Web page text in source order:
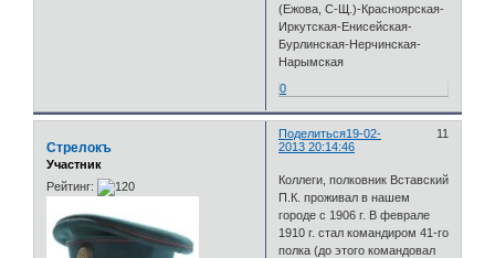
(Ежова, С-Щ.)-Красноярская-
Иркутская-Енисейская-
Бурлинская-Нерчинская-
Нарымская
0
Поделиться 11
19-02-
2013 20:14:46
Стрелокъ
Участник
Рейтинг:
Коллеги, полковник Вставский
П.К. проживал в нашем
городе с 1906 г. В феврале
1910 г. стал командиром 41-го
полка (до этого командовал